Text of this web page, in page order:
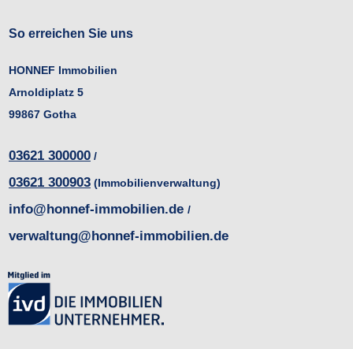
So erreichen Sie uns
HONNEF Immobilien
Arnoldiplatz 5
99867 Gotha
03621 300000 /
03621 300903 (Immobilienverwaltung)
info@honnef-immobilien.de /
verwaltung@honnef-immobilien.de